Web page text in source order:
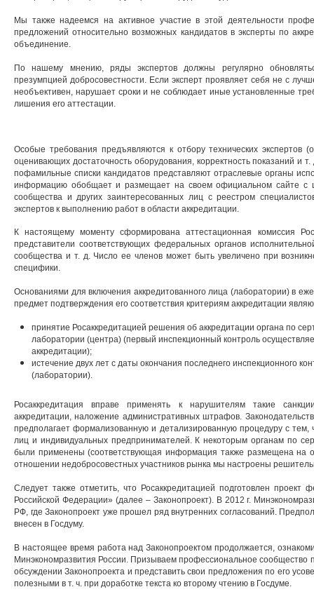
Мы также надеемся на активное участие в этой деятельности
предложений относительно возможных кандидатов в эксперты по
объединение.
По нашему мнению, ряды экспертов должны регулярно
презумпцией добросовестности. Если эксперт проявляет себя не с
необъективен, нарушает сроки и не соблюдает иные установленные
лишения его аттестации.
Особые требования предъявляются к отбору технических экспертов
оценивающих достаточность оборудования, корректность показаний и
пофамильные списки кандидатов представляют отраслевые органы
информацию обобщает и размещает на своем официальном сайте с
сообщества и других заинтересованных лиц с реестром
экспертов к выполнению работ в области аккредитации.
К настоящему моменту сформирована аттестационная комиссия
представители соответствующих федеральных органов
сообщества и т. д. Число ее членов может быть увеличено при
специфики.
Основаниями для включения аккредитованного лица (лаборатории) в
предмет подтверждения его соответствия критериям аккредитации
принятие Росаккредитацией решения об аккредитации органа по
лаборатории (центра) (первый инспекционный контроль
аккредитации);
истечение двух лет с даты окончания последнего инспекционного
(лаборатории).
Росаккредитация вправе применять к нарушителям такие
аккредитации, наложение административных штрафов.
предполагает формализованную и детализированную процедуру с
лиц и индивидуальных предпринимателей. К некоторым органам по
были применены (соответствующая информация также размещена на
отношении недобросовестных участников рынка мы настроены
Следует также отметить, что Росаккредитацией подготовлен проект
Российской Федерации» (далее – Законопроект). В 2012 г.
РФ, где Законопроект уже прошел ряд внутренних согласований.
внесен в Госдуму.
В настоящее время работа над Законопроектом продолжается,
Минэкономразвития России. Призываем профессиональное сообщество
обсуждении Законопроекта и представить свои предложения по его
полезными в т. ч. при доработке текста ко второму чтению в Госдуме.